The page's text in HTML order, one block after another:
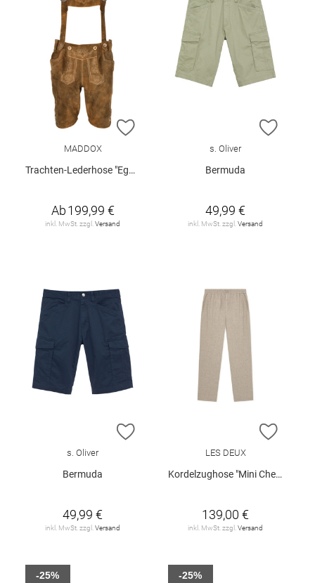
ZUR WUNSCHLISTE HINZUFÜGEN
MADDOX
Trachten-Lederhose "Egbert"
Ab199,99 €
inkl. MwSt. zzgl. Versand
ZUR
s. Oliver
Bermuda
49,99 €
inkl. MwSt. zzgl. Versand
ZUR WUNSCHLISTE HINZUFÜGEN
s. Oliver
Bermuda
49,99 €
inkl. MwSt. zzgl. Versand
ZUR
LES DEUX
Kordelzughose "Mini Check"
139,00 €
inkl. MwSt. zzgl. Versand
-25% -25%